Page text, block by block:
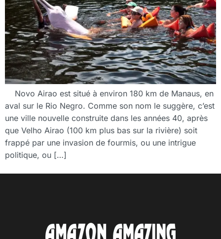
Novo Airao est situé à environ 180 km de Manaus, en
aval sur le Rio Negro. Comme son nom le suggère, c’est
une ville nouvelle construite dans les années 40, après
que Velho Airao (100 km plus bas sur la rivière) soit
frappé par une invasion de fourmis, ou une intrigue
politique, ou […]